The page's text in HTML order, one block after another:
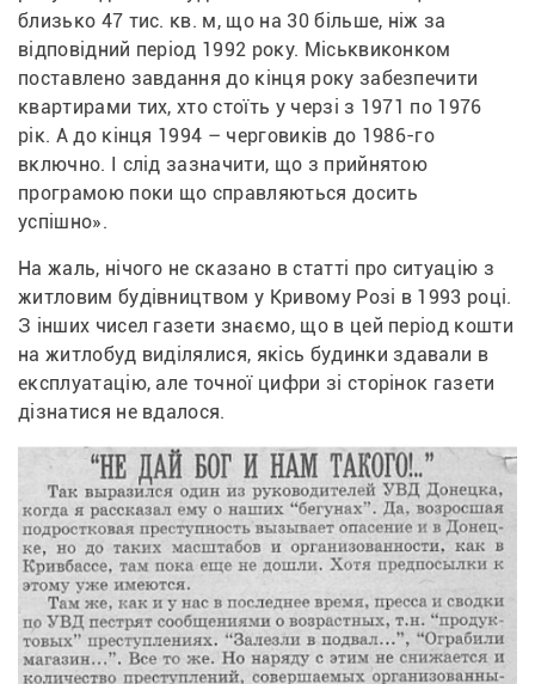
близько 47 тис. кв. м, що на 30 більше, ніж за
відповідний період 1992 року. Міськвиконком
поставлено завдання до кінця року забезпечити
квартирами тих, хто стоїть у черзі з 1971 по 1976
рік. А до кінця 1994 – черговиків до 1986-го
включно. І слід зазначити, що з прийнятою
програмою поки що справляються досить
успішно».
На жаль, нічого не сказано в статті про ситуацію з
житловим будівництвом у Кривому Розі в 1993 році.
З інших чисел газети знаємо, що в цей період кошти
на житлобуд виділялися, якісь будинки здавали в
експлуатацію, але точної цифри зі сторінок газети
дізнатися не вдалося.